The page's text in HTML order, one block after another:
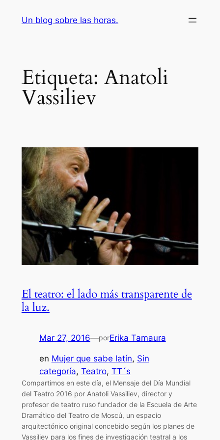
Un blog sobre las horas.
Etiqueta: Anatoli
Vassiliev
El teatro: el lado más transparente de
la luz.
Mar 27, 2016—porErika Tamaura
en Mujer que sabe latín, Sin
categoría, Teatro, TT´s
Compartimos en este día, el Mensaje del Día Mundial
del Teatro 2016 por Anatoli Vassiliev, director y
profesor de teatro ruso fundador de la Escuela de Arte
Dramático del Teatro de Moscú, un espacio
arquitectónico original concebido según los planes de
Vassiliev para los fines de investigación teatral a los